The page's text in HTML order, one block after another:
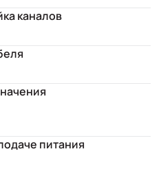
каналов
питания